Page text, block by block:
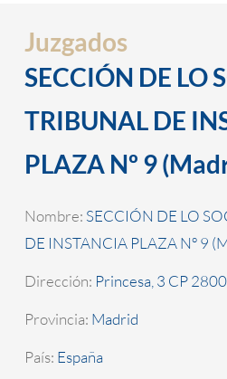
Juzgados
SECCIÓN DE LO
TRIBUNAL DE
PLAZA Nº 9
Nombre: SECCIÓN DE LO
DE INSTANCIA PLAZA Nº 9
Dirección: Princesa, 3 CP
Provincia: Madrid
País: España